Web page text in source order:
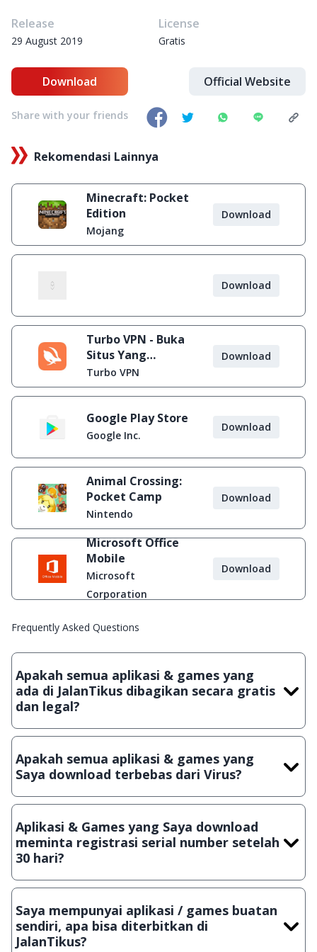
Release
29 August 2019
License
Gratis
Download Official Website
Share with your friends
Rekomendasi Lainnya
Minecraft: Pocket
Edition
Mojang
Download
Download
Turbo VPN - Buka
Situs Yang
Diblokir
Turbo VPN
Download
Google Play Store
Google Inc.
Download
Animal Crossing:
Pocket Camp
Nintendo
Download
Microsoft Office
Mobile
Microsoft
Corporation
Download
Frequently Asked Questions
Apakah semua aplikasi & games yang
ada di JalanTikus dibagikan secara gratis
dan legal?
Ya, JalanTikus hanya membagikan aplikasi & games yang
crack, patch atau semacamnya.
Apakah semua aplikasi & games yang
Saya download terbebas dari Virus?
Ya, JalanTikus selalu melakukan scanning dengan 3 jenis
suatu aplikasi atau games, sehingga bisa dijamin 100%
terbebas dari virus.
Aplikasi & Games yang Saya download
meminta registrasi serial number setelah
30 hari?
Meskipun dibagikan secara gratis, namun ada beberapa
hanya bisa digunakan dalam jangka waktu tertentu dan jika
ingin lanjut menggunakannya kamu harus membeli lisensi
aslinya.
Saya mempunyai aplikasi / games buatan
sendiri, apa bisa diterbitkan di
JalanTikus?